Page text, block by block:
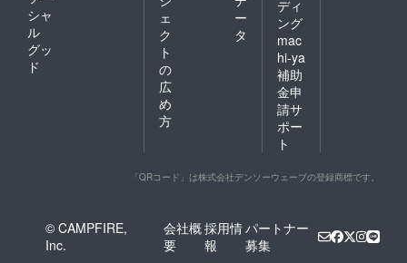
シャ
ル
グッ
ド
ェ
ク
ト
の
広
め
方
ー
タ
ディ
ング
mac
hi-ya
補助
金申
請サ
ポー
ト
「QRコード」は株式会社デンソーウェーブの登録商標です。
© CAMPFIRE,
Inc.
会社概
要
採用情
報
パートナー
募集